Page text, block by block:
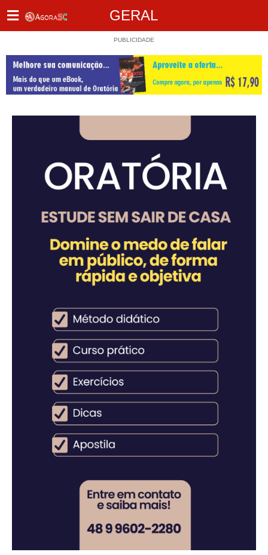
GERAL
PUBLICIDADE